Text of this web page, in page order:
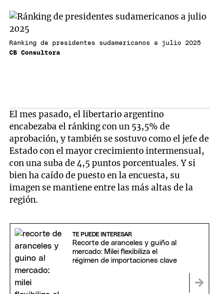
Ránking de presidentes sudamericanos a julio 2025
CB Consultora
El mes pasado, el libertario argentino
encabezaba el ránking con un 53,5% de
aprobación, y también se sostuvo como el jefe de
Estado con el mayor crecimiento intermensual,
con una suba de 4,5 puntos porcentuales. Y si
bien ha caído de puesto en la encuesta, su
imagen se mantiene entre las más altas de la
región.
TE PUEDE INTERESAR
Recorte de aranceles y guiño al
mercado: Milei flexibiliza el
régimen de importaciones clave